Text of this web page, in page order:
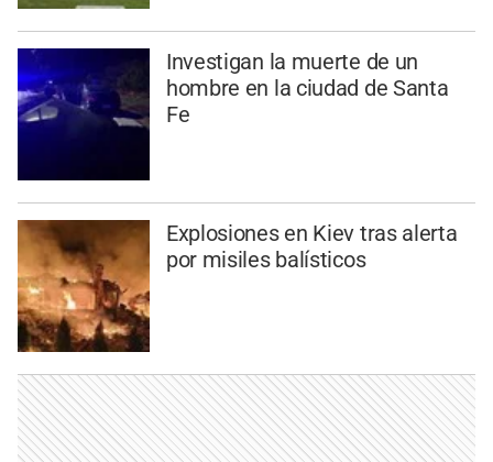
Investigan la muerte de un
hombre en la ciudad de Santa
Fe
Explosiones en Kiev tras alerta
por misiles balísticos